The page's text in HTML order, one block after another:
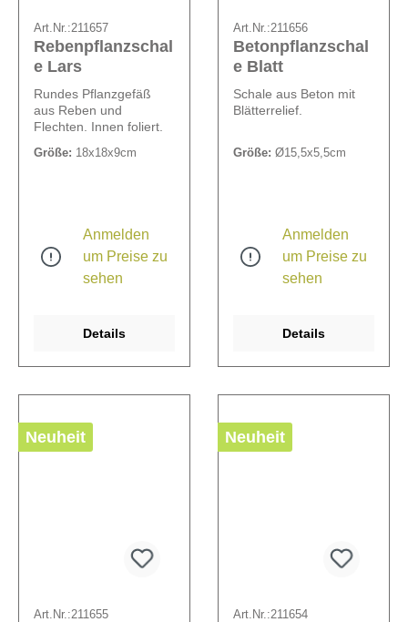
Art.Nr.:211657
Rebenpflanzschal
e Lars
Rundes Pflanzgefäß
aus Reben und
Flechten. Innen foliert.
Größe: 18x18x9cm
Anmelden
um Preise zu
sehen
Details
Art.Nr.:211656
Betonpflanzschal
e Blatt
Schale aus Beton mit
Blätterrelief.
Größe: Ø15,5x5,5cm
Anmelden
um Preise zu
sehen
Details
Neuheit
Art.Nr.:211655
Neuheit
Art.Nr.:211654